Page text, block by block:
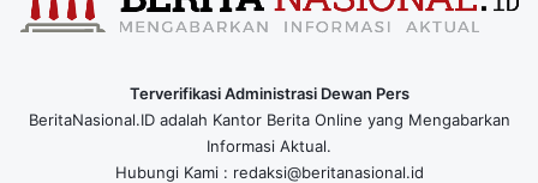
Terverifikasi Administrasi Dewan Pers
BeritaNasional.ID adalah Kantor Berita Online yang Mengabarkan
Informasi Aktual.
Hubungi Kami : redaksi@beritanasional.id